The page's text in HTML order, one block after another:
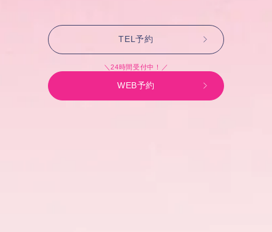
TEL予約
＼24時間受付中！／
WEB予約